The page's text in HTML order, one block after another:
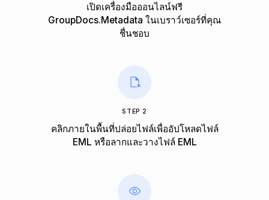
เปิดเครื่องมือออนไลน์ฟรี
GroupDocs.Metadata ในเบราว์เซอร์ที่คุณ
ชื่นชอบ
STEP 2
คลิกภายในพื้นที่ปล่อยไฟล์เพื่ออัปโหลดไฟล์
EML หรือลากและวางไฟล์ EML